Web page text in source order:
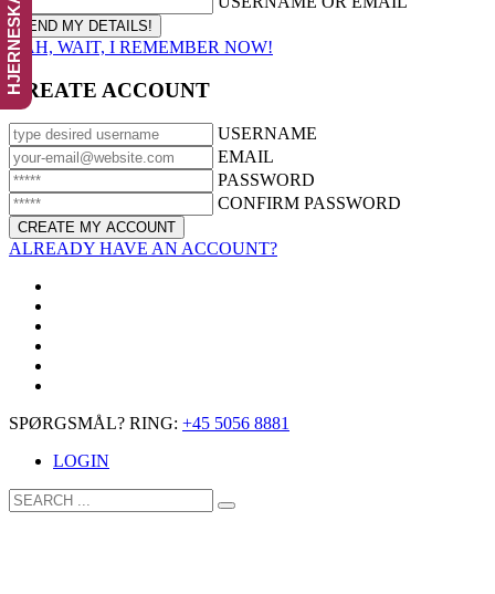
AAH, WAIT, I REMEMBER NOW!
CREATE ACCOUNT
USERNAME
EMAIL
PASSWORD
CONFIRM PASSWORD
ALREADY HAVE AN ACCOUNT?
SPØRGSMÅL? RING: +45 5056 8881
LOGIN